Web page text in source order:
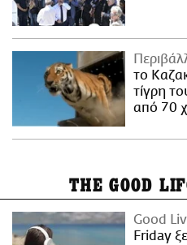
το
τίγρη
από 70
THE GOOD
Good
Friday